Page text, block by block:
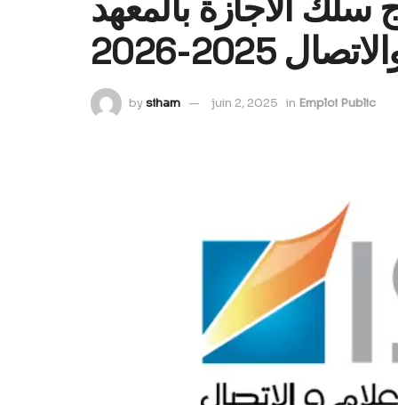
2025-2026
bysiham juin 2, 2025 in Emploi Public